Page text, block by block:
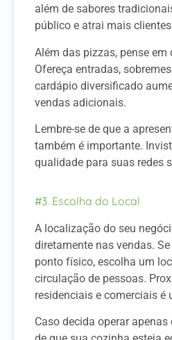
além de sabores
público e atrai mais
Além das pizzas, pense em
Ofereça entradas,
cardápio diversificado
vendas adicionais.
Lembre-se de que a
também é importante.
qualidade para suas redes
#3. Escolha do Local
A localização do seu
diretamente nas vendas.
ponto físico, escolha um
circulação de pessoas.
residenciais e comerciais é
Caso decida operar